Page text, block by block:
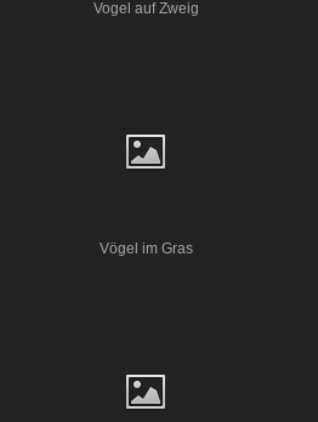
Vogel auf Zweig
Vögel im Gras